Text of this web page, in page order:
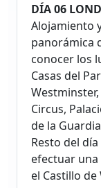
DÍA 06
Alojamiento
panorámica
conocer los
Casas del
Circus,
de la
Resto del
efectuar
el Castillo